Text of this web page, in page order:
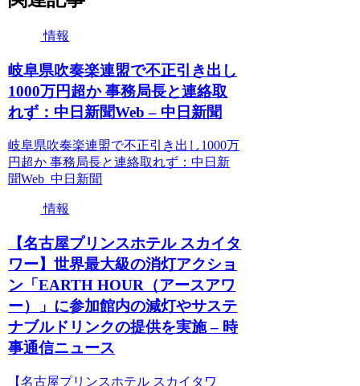
情報
岐阜県吹奏楽連盟で不正引き出し
1000万円超か 事務局長と連絡取
れず：中日新聞Web – 中日新聞
岐阜県吹奏楽連盟で不正引き出し1000万
円超か 事務局長と連絡取れず：中日新
聞Web 中日新聞
情報
【名古屋プリンスホテル スカイタ
ワー】世界最大級の消灯アクショ
ン「EARTH HOUR（アースアワ
ー）」に参加館内の減灯やサステ
ナブルドリンクの提供を実施 – 時
事通信ニュース
【名古屋プリンスホテル スカイタワ